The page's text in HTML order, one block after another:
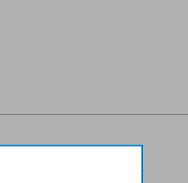
978-3-7055-1207-8